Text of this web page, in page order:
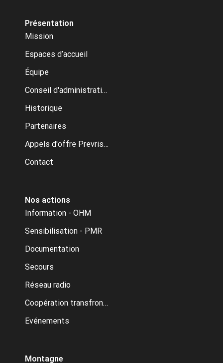
Présentation
Mission
Espaces d’accueil
Équipe
Conseil d'administration
Historique
Partenaires
Appels d'offre Prevrisk-CC
Contact
Nos actions
Information - OHM
Sensibilisation - PMR
Documentation
Secours
Réseau radio
Coopération transfrontalière
Evénements
Montagne